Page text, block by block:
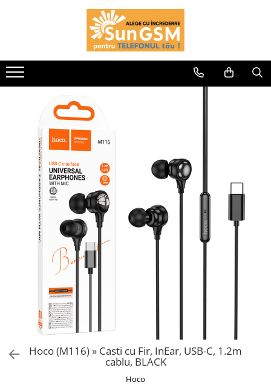
Wireless Fast Charger
Adaptoare
Hoco (M116) » Casti cu Fir, InEar, USB-C, 1.2m
cablu, BLACK
Hoco